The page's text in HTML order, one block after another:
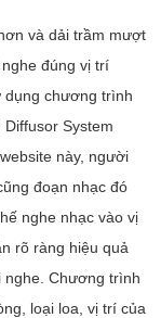
và dải trầm mượt
đúng vị trí
dụng chương trình
Diffusor System
này, người
đoạn nhạc đó
nghe nhạc vào vị
rõ ràng hiệu quả
nghe. Chương trình
loại loa, vị trí của